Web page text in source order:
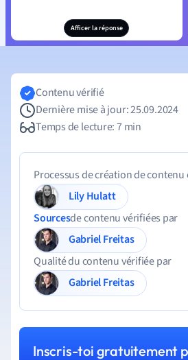
Afficer la réponse
Contenu vérifié
Dernière mise à jour: 25.09.2024
Temps de lecture: 7 min
Processus de création de
Lily Hulatt
Sourcesde contenu vérifiées par
Gabriel Freitas
Qualité du contenu vérifiée par
Gabriel Freitas
Inscris-toi gratuitement